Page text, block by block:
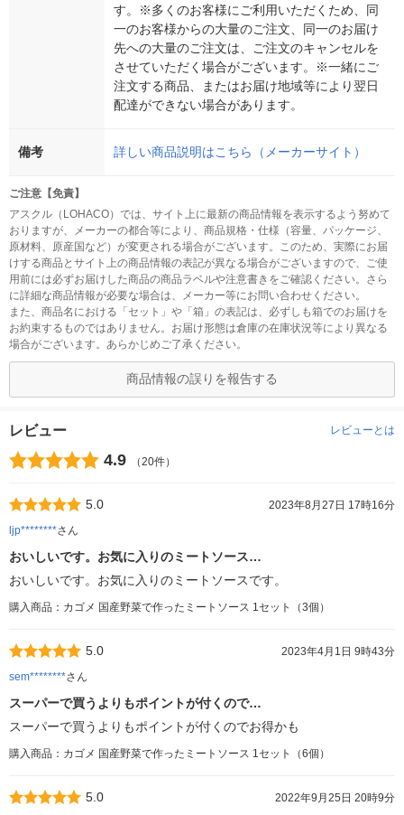
す。※多くのお客様にご利用いただくため、同
一のお客様からの大量のご注文、同一のお届け
先への大量のご注文は、ご注文のキャンセルを
させていただく場合がございます。※一緒にご
注文する商品、またはお届け地域等により翌日
配達ができない場合があります。
備考 詳しい商品説明はこちら（メーカーサイト）
ご注意【免責】
アスクル（LOHACO）では、サイト上に最新の商品情報を表示するよう努めて
おりますが、メーカーの都合等により、商品規格・仕様（容量、パッケージ、
原材料、原産国など）が変更される場合がございます。このため、実際にお届
けする商品とサイト上の商品情報の表記が異なる場合がございますので、ご使
用前には必ずお届けした商品の商品ラベルや注意書きをご確認ください。さら
に詳細な商品情報が必要な場合は、メーカー等にお問い合わせください。
また、商品名における「セット」や「箱」の表記は、必ずしも箱でのお届けを
お約束するものではありません。お届け形態は倉庫の在庫状況等により異なる
場合がございます。あらかじめご了承ください。
商品情報の誤りを報告する
レビュー レビューとは
4.9 （20件）
5.0
2023年8月27日 17時16分
ljp********さん
おいしいです。お気に入りのミートソース…
おいしいです。お気に入りのミートソースです。
購入商品：カゴメ 国産野菜で作ったミートソース 1セット（3個）
5.0
2023年4月1日 9時43分
sem********さん
スーパーで買うよりもポイントが付くので…
スーパーで買うよりもポイントが付くのでお得かも
購入商品：カゴメ 国産野菜で作ったミートソース 1セット（6個）
5.0
2022年9月25日 20時9分